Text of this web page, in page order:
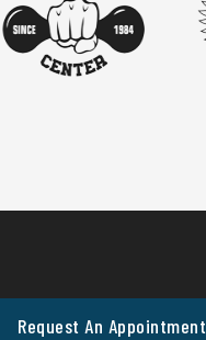
Request An Appointment